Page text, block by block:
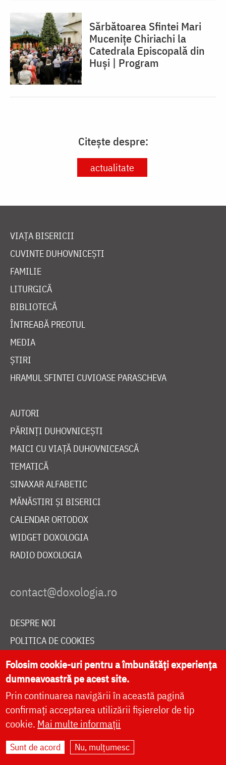
Sărbătoarea Sfintei Mari
Mucenițe Chiriachi la
Catedrala Episcopală din
Huși | Program
Citește despre:
actualitate
VIAȚA BISERICII
CUVINTE DUHOVNICEȘTI
FAMILIE
LITURGICĂ
BIBLIOTECĂ
ÎNTREABĂ PREOTUL
MEDIA
ȘTIRI
HRAMUL SFINTEI CUVIOASE PARASCHEVA
AUTORI
PĂRINȚI DUHOVNICEȘTI
MAICI CU VIAȚĂ DUHOVNICEASCĂ
TEMATICĂ
SINAXAR ALFABETIC
MĂNĂSTIRI ȘI BISERICI
CALENDAR ORTODOX
WIDGET DOXOLOGIA
RADIO DOXOLOGIA
DESPRE NOI
POLITICA DE COOKIES
DONEAZĂ ONLINE PENTRU CATEDRALA NAȚIONALĂ
LIVE
Site dezvoltat deDOXOLOGIA MEDIA
Arhiepiscopia Iașilor | ©
Folosim cookie-uri pentru a îmbunătăți experiența
dumneavoastră pe acest site.
Prin continuarea navigării în această pagină
confirmați acceptarea utilizării fișierelor de tip
cookie. Mai multe informații
Sunt de acord Nu, mulțumesc